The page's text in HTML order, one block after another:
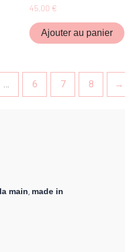
45,00 €
Ajouter au panier
… 6 7 8 →
main made in